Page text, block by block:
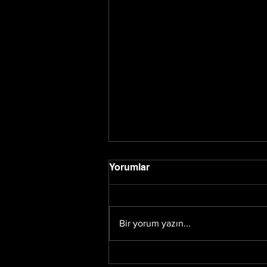
"Kırlangıç Balık" Kiosk
Yorumlar
Bir yorum yazın...